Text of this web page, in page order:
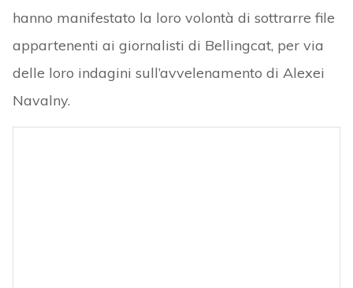
hanno manifestato la loro volontà di sottrarre file
appartenenti ai giornalisti di Bellingcat, per via
delle loro indagini sull’avvelenamento di Alexei
Navalny.